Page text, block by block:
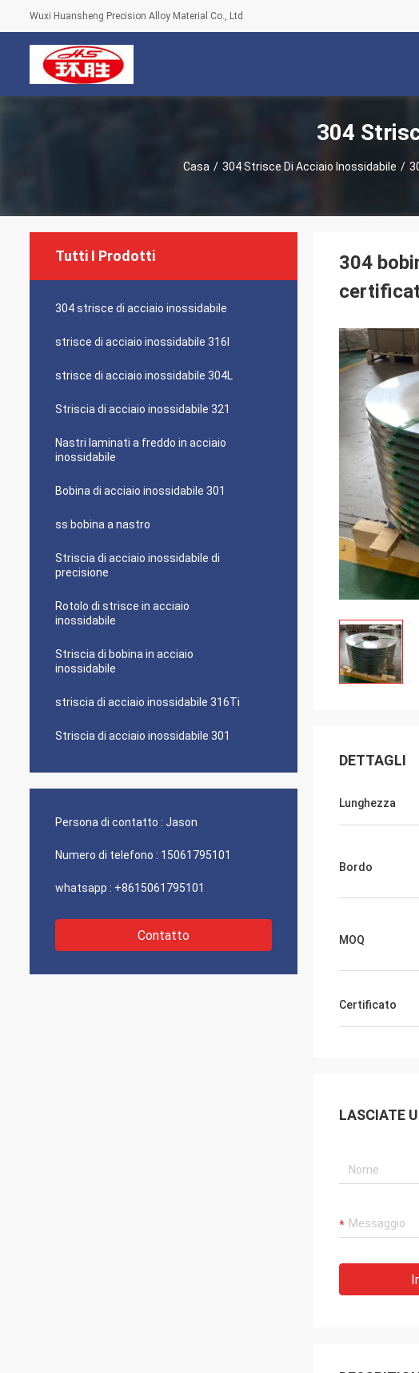
Wuxi Huansheng Precision Alloy Material Co., Ltd
304
Casa / 304 Strisce Di Acciaio Inossidabile /
Tutti I Prodotti
304 strisce di acciaio inossidabile
strisce di acciaio inossidabile 316l
strisce di acciaio inossidabile 304L
Striscia di acciaio inossidabile 321
Nastri laminati a freddo in acciaio
inossidabile
Bobina di acciaio inossidabile 301
ss bobina a nastro
Striscia di acciaio inossidabile di
precisione
Rotolo di strisce in acciaio
inossidabile
Striscia di bobina in acciaio
inossidabile
striscia di acciaio inossidabile 316Ti
Striscia di acciaio inossidabile 301
Persona di contatto : Jason
Numero di telefono : 15061795101
whatsapp : +8615061795101
Contatto
304
DETTAGLI
Lunghezza
Bordo
MOQ
Certificato
LASCIATE